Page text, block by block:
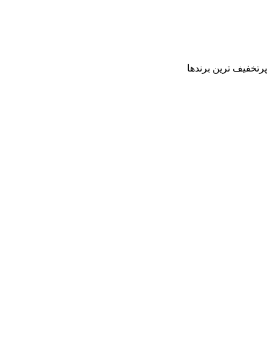
پرتخفیف ترین برندها